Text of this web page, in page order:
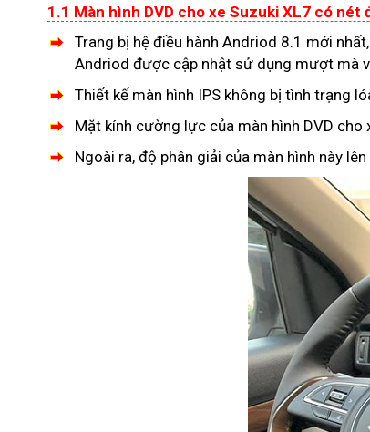
1.1 Màn hình DVD cho xe Suzuki XL7 có nét
Trang bị hệ điều hành Andriod 8.1 mới
Andriod được cập nhật sử dụng mượt mà
Thiết kế màn hình IPS không bị tình trạng
Mặt kính cường lực của màn hình DVD
Ngoài ra, độ phân giải của màn hình này